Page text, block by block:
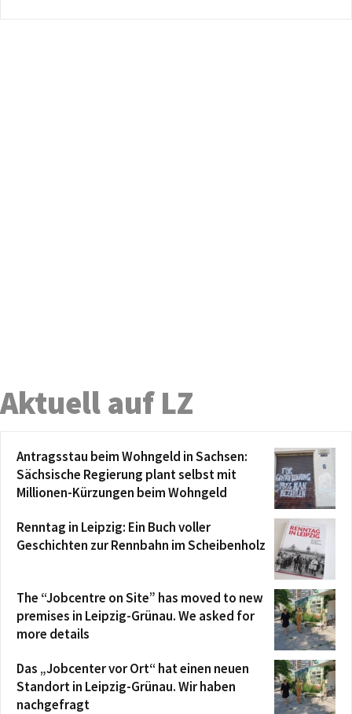
Aktuell auf LZ
Antragsstau beim Wohngeld in Sachsen:
Sächsische Regierung plant selbst mit
Millionen-Kürzungen beim Wohngeld
Renntag in Leipzig: Ein Buch voller
Geschichten zur Rennbahn im Scheibenholz
The “Jobcentre on Site” has moved to new
premises in Leipzig-Grünau. We asked for
more details
Das „Jobcenter vor Ort“ hat einen neuen
Standort in Leipzig-Grünau. Wir haben
nachgefragt